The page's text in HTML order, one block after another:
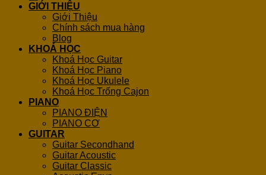
GIỚI THIỆU
Giới Thiệu
Chính sách mua hàng
Blog
KHOÁ HỌC
Khoá Học Guitar
Khoá Học Piano
Khoá Học Ukulele
Khoá Học Trống Cajon
PIANO
PIANO ĐIỆN
PIANO CƠ
GUITAR
Guitar Secondhand
Guitar Acoustic
Guitar Classic